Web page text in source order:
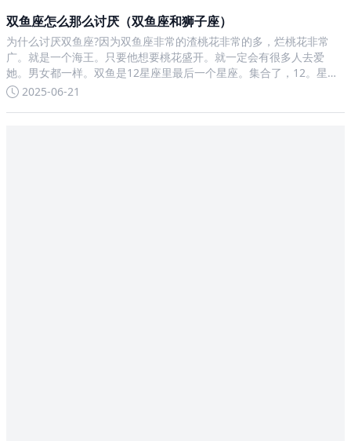
双鱼座怎么那么讨厌（双鱼座和狮子座）
为什么讨厌双鱼座?因为双鱼座非常的渣桃花非常的多，烂桃花非常
广。就是一个海王。只要他想要桃花盛开。就一定会有很多人去爱
她。男女都一样。双鱼是12星座里最后一个星座。集合了，12。星座
的优缺点，于一身。是一个非常矛盾的星座。为什么都那么讨厌双鱼
2025-06-21